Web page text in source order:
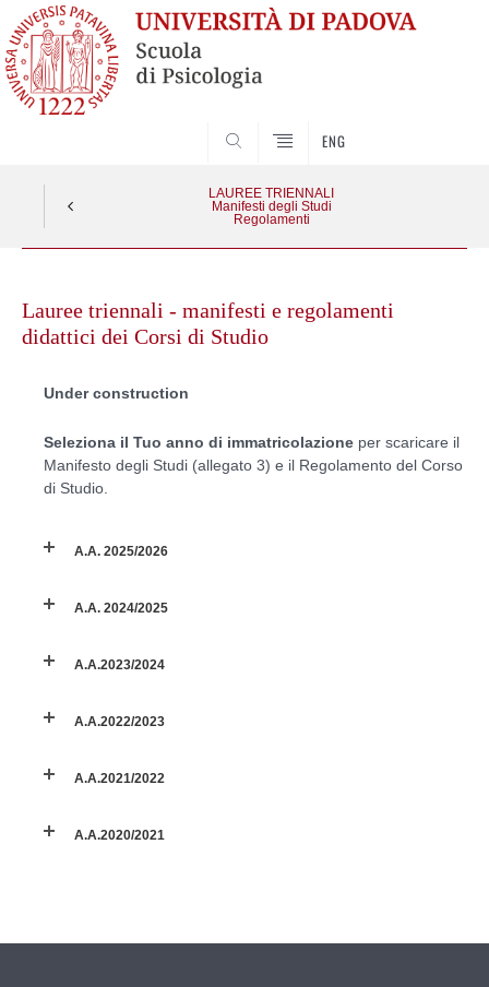
ENG
LAUREE TRIENNALI
Manifesti degli Studi
Regolamenti
contentLauree triennali - manifesti e regolamenti
didattici dei Corsi di Studio
Under construction
Seleziona il Tuo anno di immatricolazione per scaricare il
Manifesto degli Studi (allegato 3) e il Regolamento del Corso
di Studio.
A.A. 2025/2026
A.A. 2024/2025
A.A.2023/2024
A.A.2022/2023
A.A.2021/2022
A.A.2020/2021